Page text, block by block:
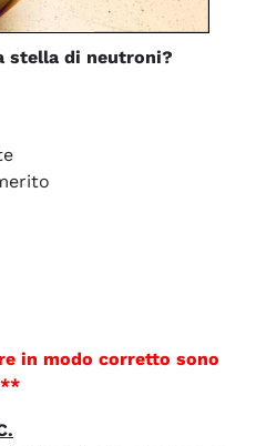
stella di neutroni?
in modo corretto sono
**